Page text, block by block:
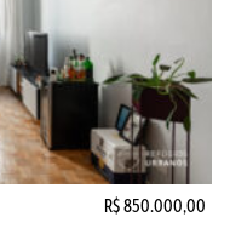
R$ 850.000,00